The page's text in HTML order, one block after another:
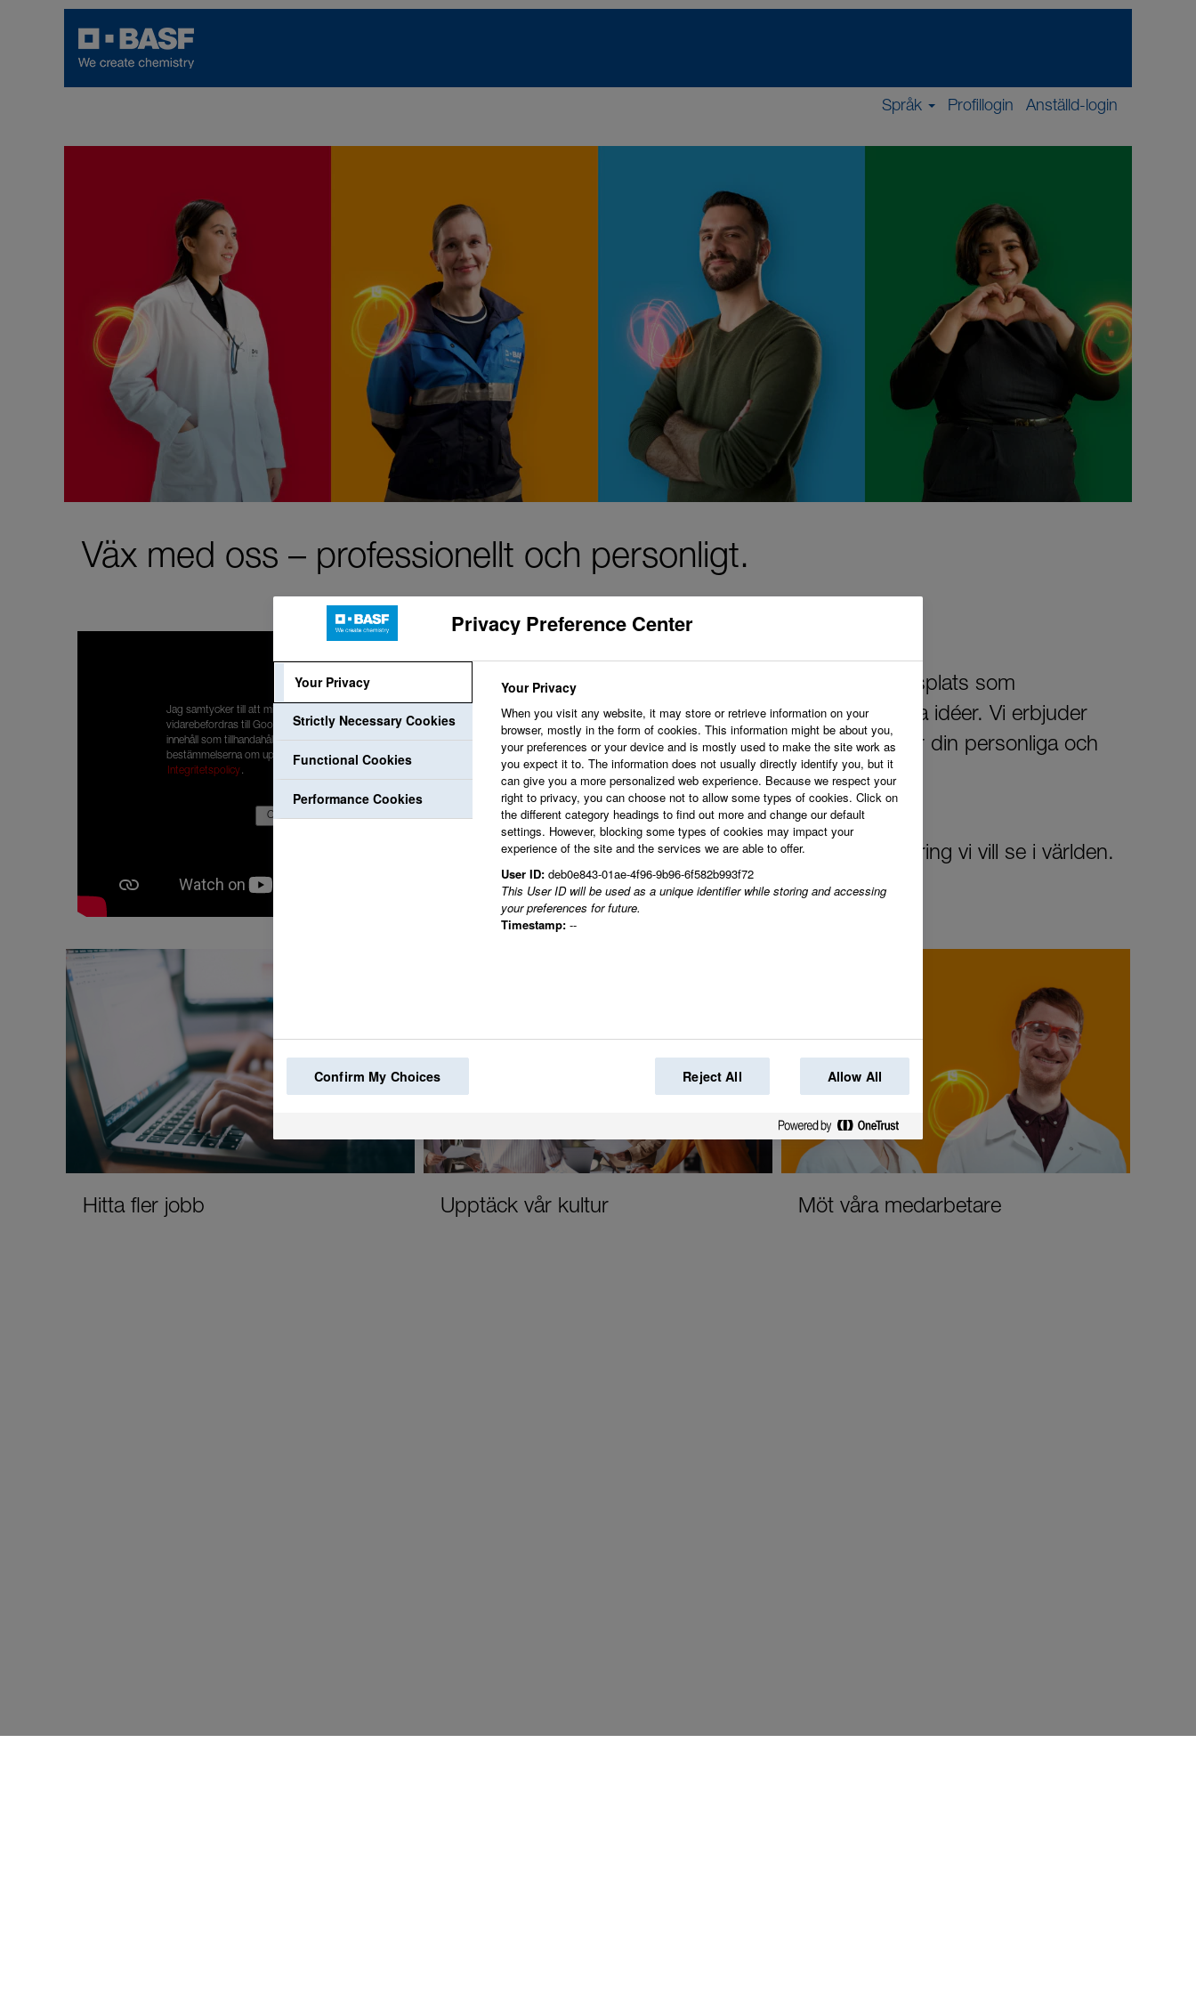
Språk Profillogin Anställd-login
Väx med oss – professionellt och personligt.
Vi strävar efter att skapa en arbetsplats som
uppskattar dig och välkomnar dina idéer. Vi erbjuder
utvecklingsmöjligheter som stödjer din personliga och
professionella utveckling.
Tillsammans skapar vi den förändring vi vill se i världen.
Jag samtycker till att mina personuppgifter
vidarebefordras till Google så att jag kan ta del av
innehåll som tillhandahålls av YouTube. Jag har läst
bestämmelserna om uppgiftsskydd:
Integritetspolicy.
Hitta fler jobb Upptäck vår kultur Möt våra medarbetare
Privacy Preference Center
Your Privacy
Strictly Necessary Cookies
Functional Cookies
Performance Cookies
Your Privacy
When you visit any website, it may store or retrieve information on your
browser, mostly in the form of cookies. This information might be about you,
your preferences or your device and is mostly used to make the site work as
you expect it to. The information does not usually directly identify you, but it
can give you a more personalized web experience. Because we respect your
right to privacy, you can choose not to allow some types of cookies. Click on
the different category headings to find out more and change our default
settings. However, blocking some types of cookies may impact your
experience of the site and the services we are able to offer.
User ID: deb0e843-01ae-4f96-9b96-6f582b993f72
This User ID will be used as a unique identifier while storing and accessing
your preferences for future.
Timestamp: --
Confirm My Choices Reject All Allow All